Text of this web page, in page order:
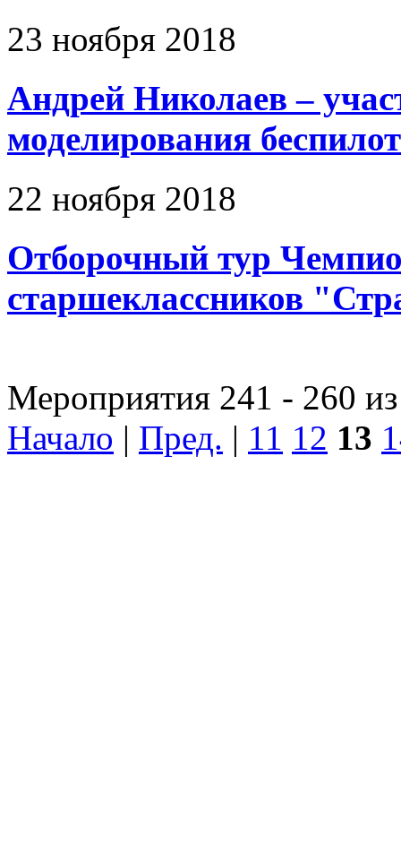
23 ноября 2018
Андрей Николаев –
моделирования
22 ноября 2018
Отборочный тур
старшеклассников
Мероприятия 241 - 260
Начало | Пред. | 11 12 13